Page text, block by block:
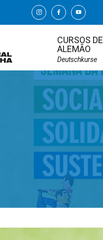
CURSOS DE
ALEMÃO
Deutschkurse